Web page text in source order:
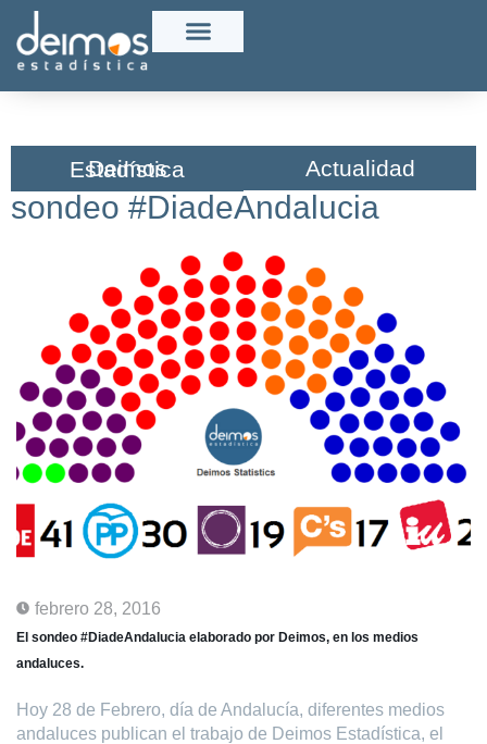
Deimos Estadística​ Actualidad
sondeo #DiadeAndalucia
febrero 28, 2016
El sondeo #DiadeAndalucia elaborado por Deimos, en los medios
andaluces.
Hoy 28 de Febrero, día de Andalucía, diferentes medios
andaluces publican el trabajo de Deimos Estadística, el